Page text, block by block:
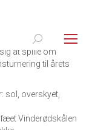
at spille om
til årets
sol, overskyet,
Vinderødskålen